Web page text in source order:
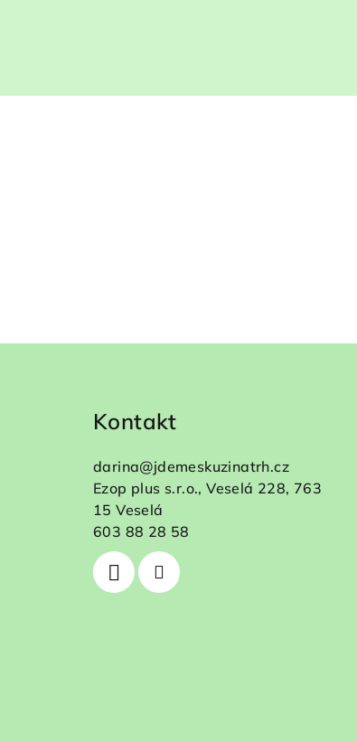
Kontakt
darina@jdemeskuzinatrh.cz
Ezop plus s.r.o., Veselá 228, 763
15 Veselá
603 88 28 58